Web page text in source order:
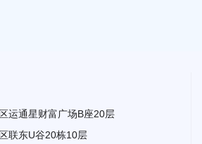
运通星财富广场B座20层
联东U谷20栋10层